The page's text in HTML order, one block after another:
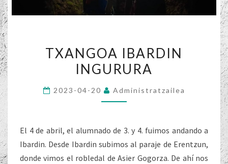
IBARDIN
INGURURA
TXANGOA IBARDIN
INGURURA
2023-04-20 Administratzailea
El 4 de abril, el alumnado de 3. y 4. fuimos andando a
Ibardin. Desde Ibardin subimos al paraje de Erentzun,
donde vimos el robledal de Asier Gogorza. De ahí nos